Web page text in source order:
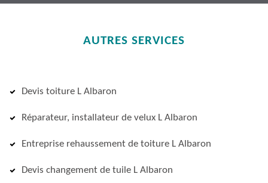
AUTRES SERVICES
Devis toiture L Albaron
Réparateur, installateur de velux L Albaron
Entreprise rehaussement de toiture L Albaron
Devis changement de tuile L Albaron